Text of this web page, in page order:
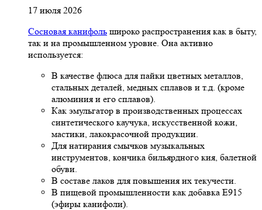
17 июля 2026
Сосновая канифоль широко распространения как в быту,
так и на промышленном уровне. Она активно
используется:
В качестве флюса для пайки цветных металлов,
стальных деталей, медных сплавов и т.д. (кроме
алюминия и его сплавов).
Как эмульгатор в производственных процессах
синтетического каучука, искусственной кожи,
мастики, лакокрасочной продукции.
Для натирания смычков музыкальных
инструментов, кончика бильярдного кия, балетной
обуви.
В составе лаков для повышения их текучести.
В пищевой промышленности как добавка Е915
(эфиры канифоли).